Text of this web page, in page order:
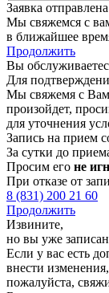
Заявка отправлена
Мы свяжемся с
в ближайшее
Продолжить
Вы
Для
Мы свяжемя с
произойдет,
для уточнения
Запись на прием
За сутки до
Просим его не
При отказе от
8 (831) 200 21 60
Продолжить
Извините,
но вы уже
Если у вас есть
внести изменения,
пожалуйста,